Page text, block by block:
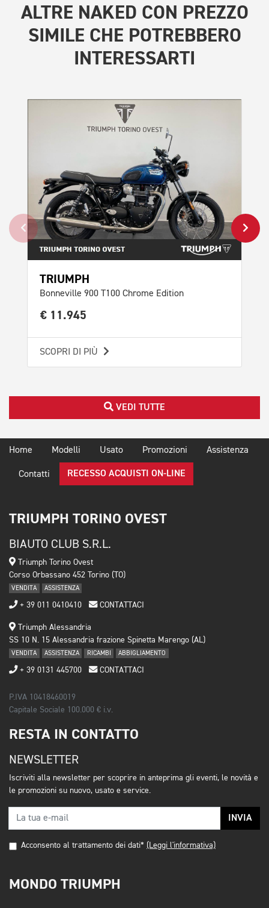
ALTRE NAKED CON PREZZO
SIMILE CHE POTREBBERO
INTERESSARTI
TRIUMPH
Bonneville 900 T100 Chrome Edition
€ 11.945
SCOPRI DI PIÙ
VEDI TUTTE
Home Modelli Usato Promozioni Assistenza
Contatti RECESSO ACQUISTI ON-LINE
TRIUMPH TORINO OVEST
BIAUTO CLUB S.R.L.
Triumph Torino Ovest
Corso Orbassano 452 Torino (TO)
VENDITA ASSISTENZA
+ 39 011 0410410 CONTATTACI
Triumph Alessandria
SS 10 N. 15 Alessandria frazione Spinetta Marengo (AL)
VENDITA ASSISTENZA RICAMBI ABBIGLIAMENTO
+ 39 0131 445700 CONTATTACI
P.IVA 10418460019
Capitale Sociale 100.000 € i.v.
RESTA IN CONTATTO
NEWSLETTER
Iscriviti alla newsletter per scoprire in anteprima gli eventi, le novità e
le promozioni su nuovo, usato e service.
INVIA
Acconsento al trattamento dei dati* (Leggi l'informativa)
MONDO TRIUMPH